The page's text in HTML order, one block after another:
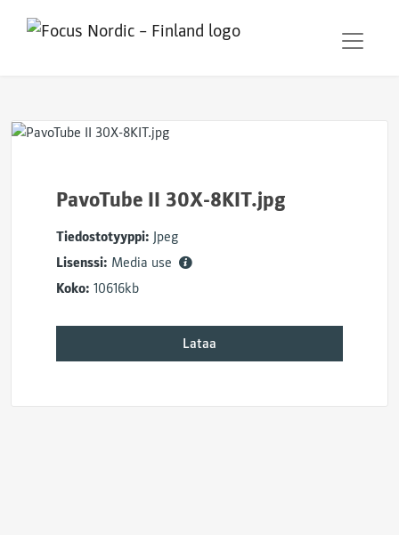
PavoTube II 30X-8KIT.jpg
Tiedostotyyppi: Jpeg
Lisenssi: Media use
Koko: 10616kb
Lataa